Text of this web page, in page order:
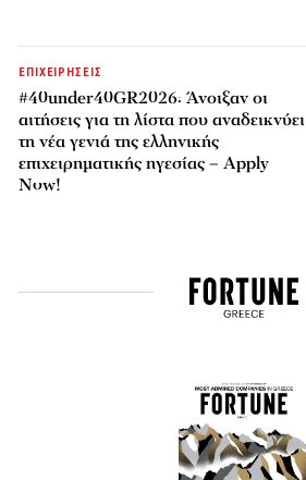
ΕΠΙΧΕΙΡΗΣΕΙΣ
#40under40GR2026: Άνοιξαν οι
αιτήσεις για τη λίστα που αναδεικνύει
τη νέα γενιά της ελληνικής
επιχειρηματικής ηγεσίας – Apply
Now!